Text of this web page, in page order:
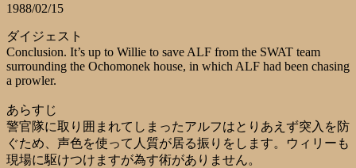
1988/02/15
ダイジェスト
Conclusion. It’s up to Willie to save ALF from the SWAT team
surrounding the Ochomonek house, in which ALF had been chasing
a prowler.
あらすじ
警官隊に取り囲まれてしまったアルフはとりあえず突入を防
ぐため、声色を使って人質が居る振りをします。ウィリーも
現場に駆けつけますが為す術がありません。